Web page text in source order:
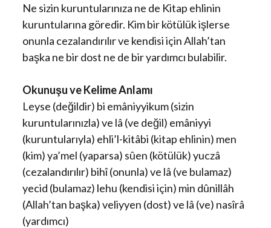
Ezidilik
Hinduizm
Ne sizin kuruntularınıza ne de Kitap ehlinin
kuruntularına göredir. Kim bir kötülük işlerse
onunla cezalandırılır ve kendisi için Allah’tan
başka ne bir dost ne de bir yardımcı bulabilir.
Okunuşu ve Kelime Anlamı
Leyse (değildir) bi emâniyyikum (sizin
kuruntularınızla) ve lâ (ve değil) emâniyyi
(kuruntularıyla) ehli’l-kitâbi (kitap ehlinin) men
(kim) ya’mel (yaparsa) sûen (kötülük) yuczâ
(cezalandırılır) bihî (onunla) ve lâ (ve bulamaz)
yecid (bulamaz) lehu (kendisi için) min dûnillâh
(Allah’tan başka) veliyyen (dost) ve lâ (ve) nasîrâ
(yardımcı)